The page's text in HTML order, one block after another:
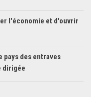
l'économie et d'ouvrir
pays des entraves
dirigée